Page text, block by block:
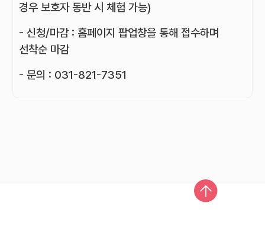
경우 보호자 동반 시 체험 가능)
- 신청/마감 : 홈페이지 팝업창을 통해 접수하며
선착순 마감
- 문의 : 031-821-7351